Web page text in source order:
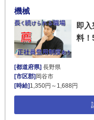
機械
即
料
[都道府県] 長野県
[市区郡] 岡谷市
[時給] 1,350円～1,688円